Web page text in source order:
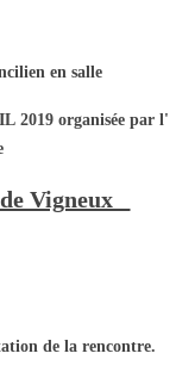
en salle
2019 organisée par l'
Vigneux
de la rencontre.